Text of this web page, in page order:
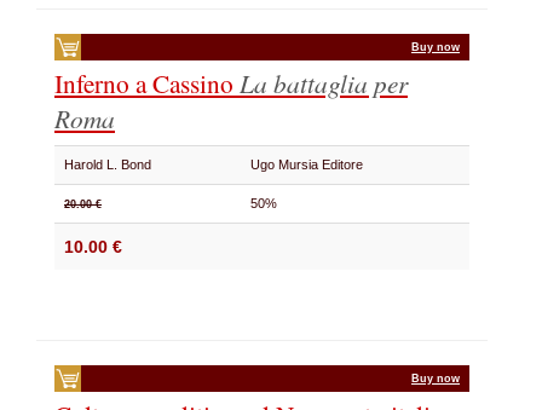
Buy now
Inferno a Cassino La battaglia per
Roma
Harold L. Bond Ugo Mursia Editore
20.00 € 50%
10.00 €
Buy now